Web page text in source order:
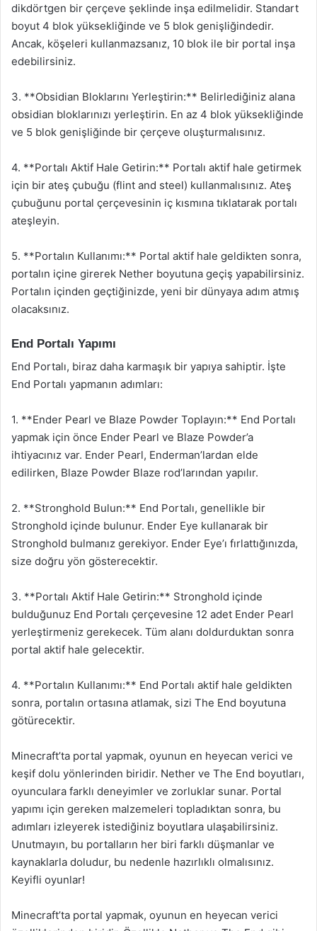
dikdörtgen bir çerçeve şeklinde inşa edilmelidir. Standart
boyut 4 blok yüksekliğinde ve 5 blok genişliğindedir.
Ancak, köşeleri kullanmazsanız, 10 blok ile bir portal inşa
edebilirsiniz.
3. **Obsidian Bloklarını Yerleştirin:** Belirlediğiniz alana
obsidian bloklarınızı yerleştirin. En az 4 blok yüksekliğinde
ve 5 blok genişliğinde bir çerçeve oluşturmalısınız.
4. **Portalı Aktif Hale Getirin:** Portalı aktif hale getirmek
için bir ateş çubuğu (flint and steel) kullanmalısınız. Ateş
çubuğunu portal çerçevesinin iç kısmına tıklatarak portalı
ateşleyin.
5. **Portalın Kullanımı:** Portal aktif hale geldikten sonra,
portalın içine girerek Nether boyutuna geçiş yapabilirsiniz.
Portalın içinden geçtiğinizde, yeni bir dünyaya adım atmış
olacaksınız.
End Portalı Yapımı
End Portalı, biraz daha karmaşık bir yapıya sahiptir. İşte
End Portalı yapmanın adımları:
1. **Ender Pearl ve Blaze Powder Toplayın:** End Portalı
yapmak için önce Ender Pearl ve Blaze Powder’a
ihtiyacınız var. Ender Pearl, Enderman’lardan elde
edilirken, Blaze Powder Blaze rod’larından yapılır.
2. **Stronghold Bulun:** End Portalı, genellikle bir
Stronghold içinde bulunur. Ender Eye kullanarak bir
Stronghold bulmanız gerekiyor. Ender Eye’ı fırlattığınızda,
size doğru yön gösterecektir.
3. **Portalı Aktif Hale Getirin:** Stronghold içinde
bulduğunuz End Portalı çerçevesine 12 adet Ender Pearl
yerleştirmeniz gerekecek. Tüm alanı doldurduktan sonra
portal aktif hale gelecektir.
4. **Portalın Kullanımı:** End Portalı aktif hale geldikten
sonra, portalın ortasına atlamak, sizi The End boyutuna
götürecektir.
Minecraft’ta portal yapmak, oyunun en heyecan verici ve
keşif dolu yönlerinden biridir. Nether ve The End boyutları,
oyunculara farklı deneyimler ve zorluklar sunar. Portal
yapımı için gereken malzemeleri topladıktan sonra, bu
adımları izleyerek istediğiniz boyutlara ulaşabilirsiniz.
Unutmayın, bu portalların her biri farklı düşmanlar ve
kaynaklarla doludur, bu nedenle hazırlıklı olmalısınız.
Keyifli oyunlar!
Minecraft’ta portal yapmak, oyunun en heyecan verici